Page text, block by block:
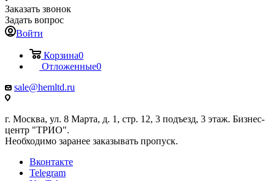
Заказать звонок
Задать вопрос
Войти
Корзина0
Отложенные0
sale@hemltd.ru
г. Москва, ул. 8 Марта, д. 1, стр. 12, 3 подъезд, 3 этаж. Бизнес-
центр "ТРИО".
Необходимо заранее заказывать пропуск.
Вконтакте
Telegram